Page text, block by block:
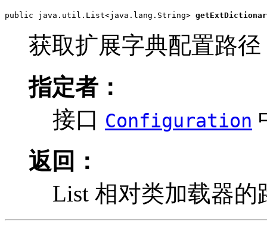
public java.util.List<java.lang.String>
获取扩展字典配置路径
指定者：
接口 Configuration
返回：
List 相对类加载器的